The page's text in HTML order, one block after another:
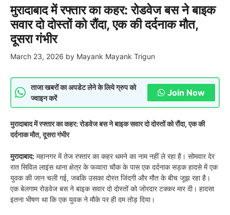
मुरादाबाद में रफ्तार का कहर: रोडवेज बस ने बाइक
सवार दो दोस्तों को रौंदा, एक की दर्दनाक मौत,
दूसरा गंभीर
March 23, 2026 by Mayank Mayank Trigun
ताजा खबरों का अपडेट लेने के लिये ग्रुप को
ज्वाइन करें
Join Now
मुरादाबाद में रफ्तार का कहर: रोडवेज बस ने बाइक सवार दो दोस्तों को रौंदा, एक की
दर्दनाक मौत, दूसरा गंभीर
मुरादाबाद: महानगर में तेज रफ्तार का कहर थमने का नाम नहीं ले रहा है। सोमवार देर
रात सिविल लाइंस थाना क्षेत्र के फव्वारा चौक के पास एक दर्दनाक सड़क हादसे में एक
युवक की जान चली गई, जबकि उसका दोस्त जिंदगी और मौत के बीच जूझ रहा है।
एक बेलगाम रोडवेज बस ने बाइक सवार दो दोस्तों को जोरदार टक्कर मार दी। हादसा
इतना भीषण था कि एक युवक ने मौके पर ही दम तोड़ दिया।